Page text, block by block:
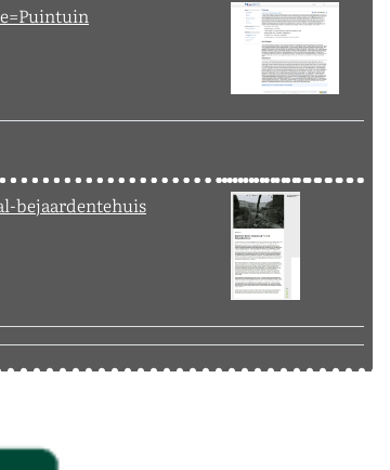
bejaardentehuis